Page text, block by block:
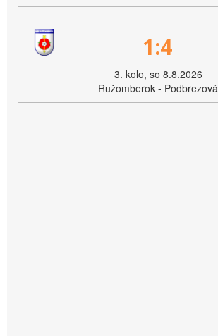
1:4
3. kolo, so 8.8.2026
Ružomberok - Podbrezová